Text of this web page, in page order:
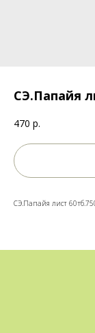
СЭ.Папайя
470 р.
СЭ.Папайя лист